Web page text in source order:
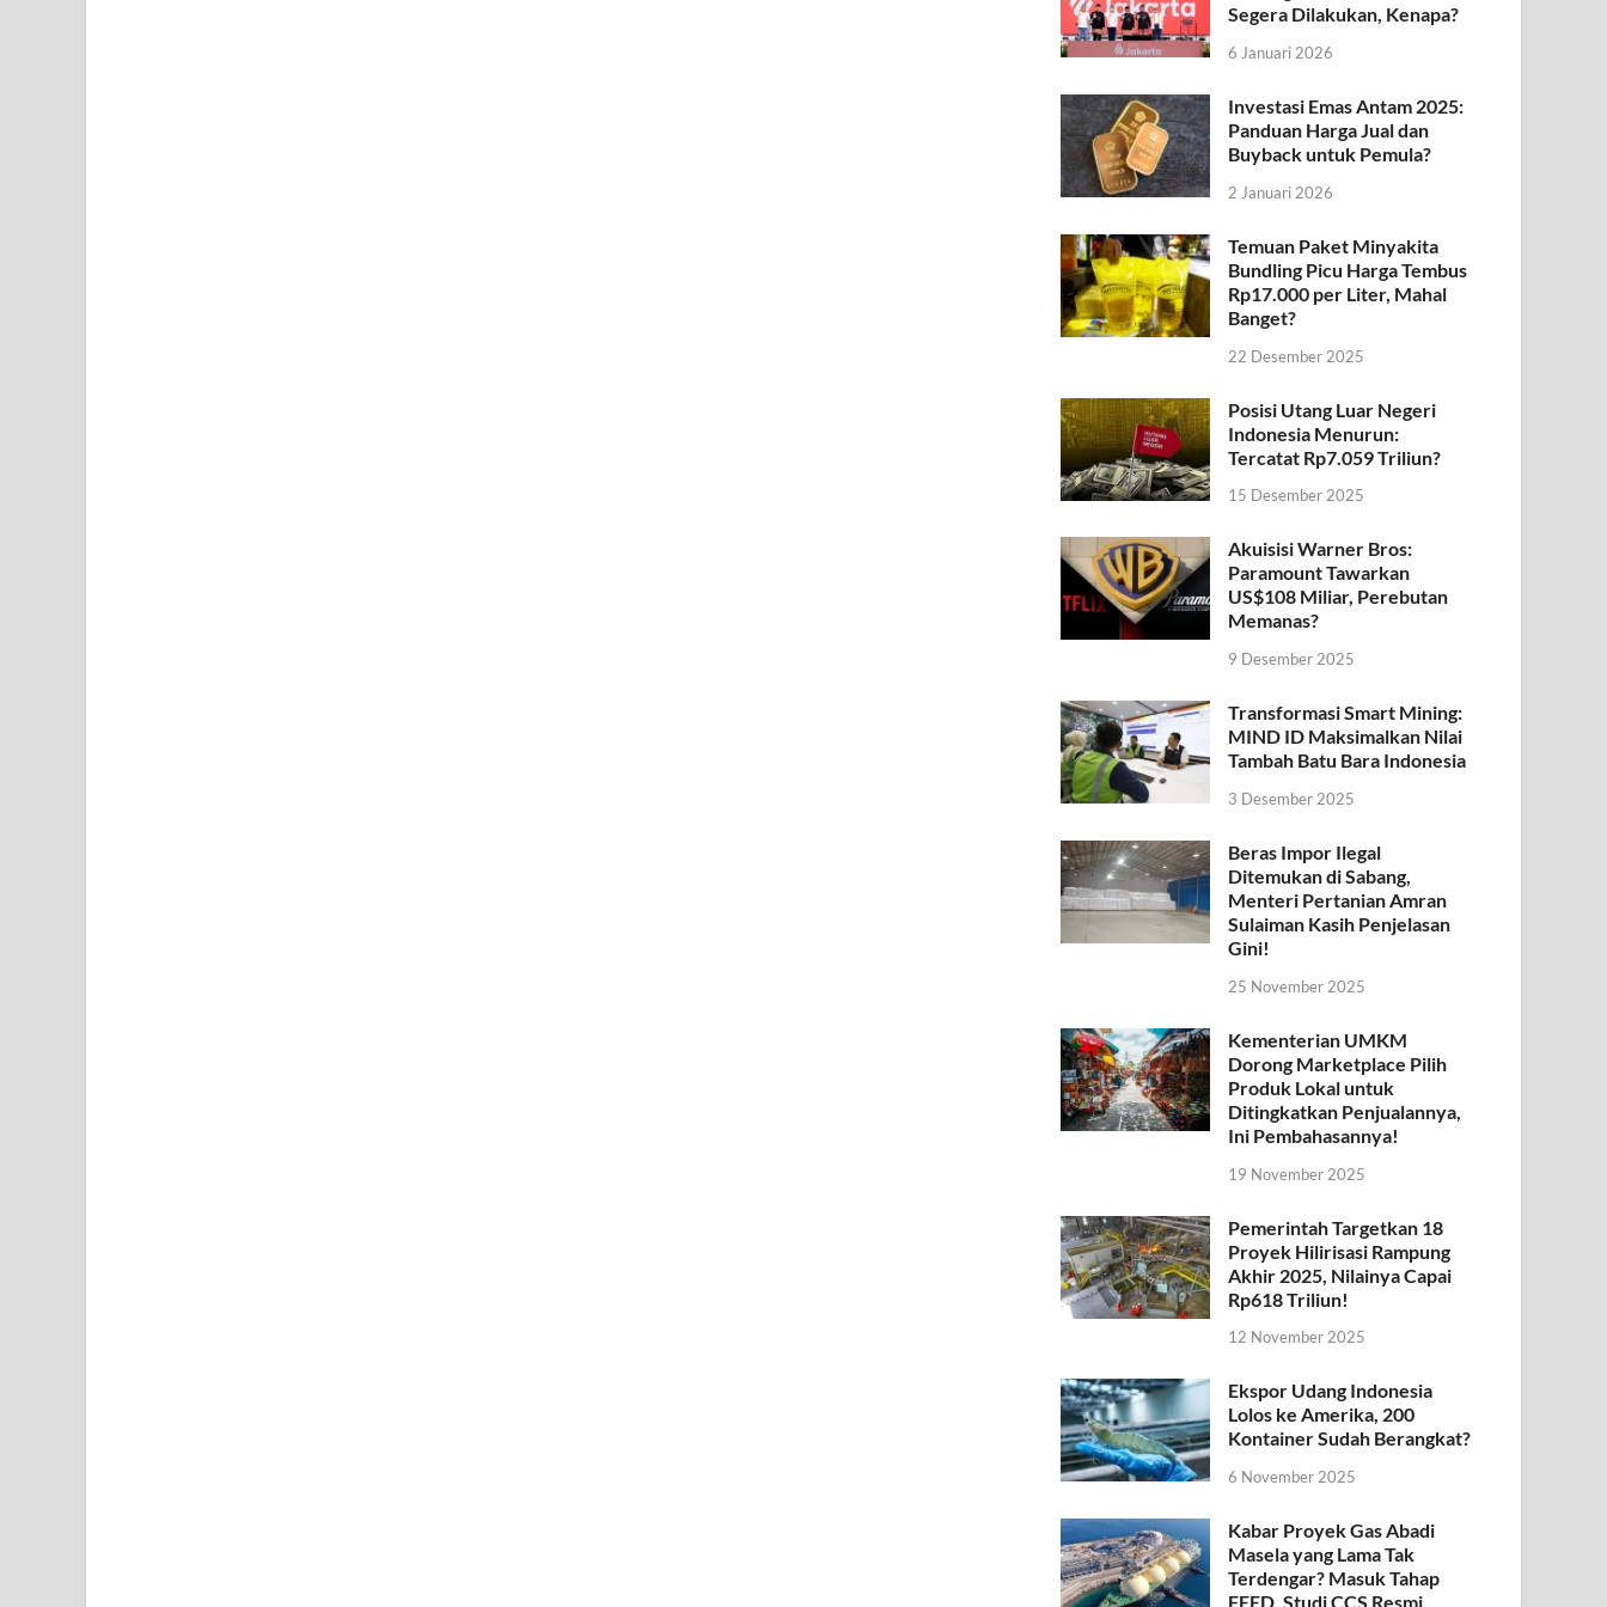
Segera Dilakukan, Kenapa?
6 Januari 2026
Investasi Emas Antam 2025:
Panduan Harga Jual dan
Buyback untuk Pemula?
2 Januari 2026
Temuan Paket Minyakita
Bundling Picu Harga Tembus
Rp17.000 per Liter, Mahal
Banget?
22 Desember 2025
Posisi Utang Luar Negeri
Indonesia Menurun:
Tercatat Rp7.059 Triliun?
15 Desember 2025
Akuisisi Warner Bros:
Paramount Tawarkan
US$108 Miliar, Perebutan
Memanas?
9 Desember 2025
Transformasi Smart Mining:
MIND ID Maksimalkan Nilai
Tambah Batu Bara Indonesia
3 Desember 2025
Beras Impor Ilegal
Ditemukan di Sabang,
Menteri Pertanian Amran
Sulaiman Kasih Penjelasan
Gini!
25 November 2025
Kementerian UMKM
Dorong Marketplace Pilih
Produk Lokal untuk
Ditingkatkan Penjualannya,
Ini Pembahasannya!
19 November 2025
Pemerintah Targetkan 18
Proyek Hilirisasi Rampung
Akhir 2025, Nilainya Capai
Rp618 Triliun!
12 November 2025
Ekspor Udang Indonesia
Lolos ke Amerika, 200
Kontainer Sudah Berangkat?
6 November 2025
Kabar Proyek Gas Abadi
Masela yang Lama Tak
Terdengar? Masuk Tahap
FEED, Studi CCS Resmi